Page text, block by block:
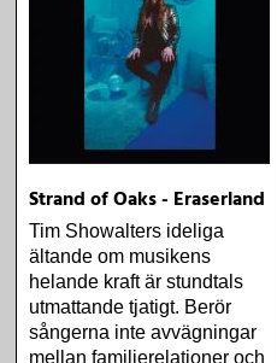
Strand of Oaks - Eraserland
Tim Showalters ideliga
ältande om musikens
helande kraft är stundtals
utmattande tjatigt. Berör
sångerna inte avvägningar
mellan familjerelationer och